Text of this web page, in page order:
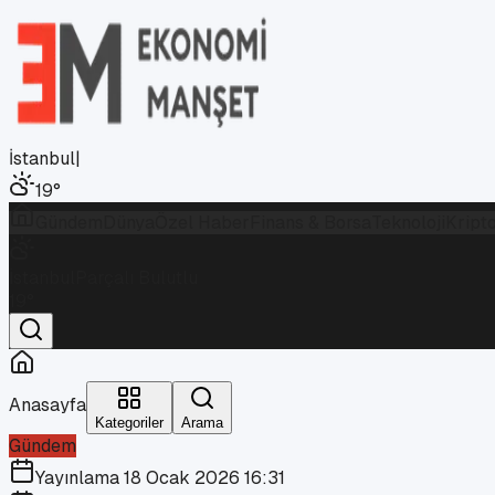
İstanbul|
19°
Anasayfa
Kategoriler Arama
Gündem
Yayınlama18 Ocak 2026 16:31